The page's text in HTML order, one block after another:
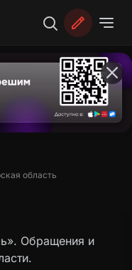
область
Обращения и